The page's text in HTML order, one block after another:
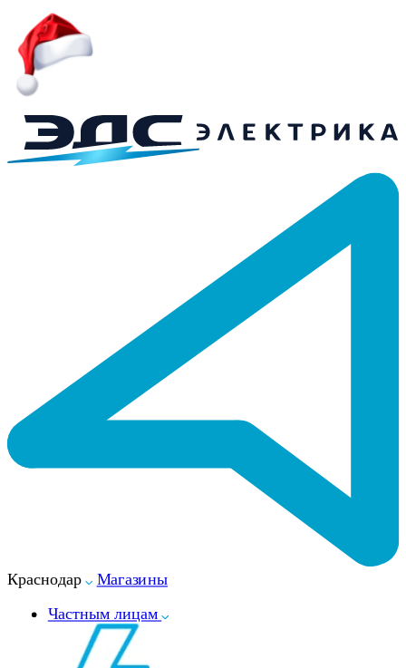
Краснодар
Магазины
Частным лицам